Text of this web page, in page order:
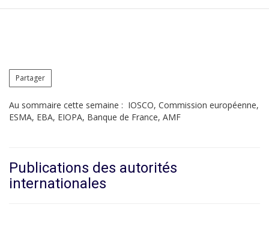
Partager
Au sommaire cette semaine : IOSCO, Commission européenne,
ESMA, EBA, EIOPA, Banque de France, AMF
Publications des autorités
internationales